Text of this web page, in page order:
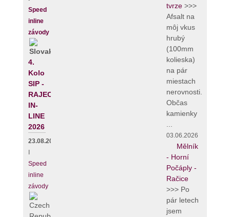
Speed
inline
závody
4.
Kolo
SIP -
RAJECKÝ
IN-
LINE
2026
23.08.2026
Speed
inline
závody
tvrze>>>
Afsalt na
môj vkus
hrubý
(100mm
kolieska)
na pár
miestach
nerovnosti.
Občas
kamienky
...
03.06.2026
Mělník
- Horní
Počáply -
Račice
>>> Po
pár letech
jsem